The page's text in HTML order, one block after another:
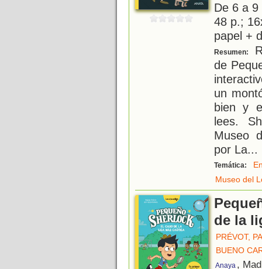
De 6 a
48 p.;
papel +
Resumen:
de
un
bien y
lees.
Museo
por La...
Temática:
Museo del
de la
PRÉVOT,
BUENO
Anaya ,